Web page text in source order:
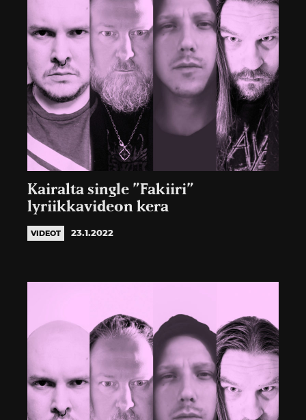
Kairalta single ”Fakiiri”
lyriikkavideon kera
VIDEOT 23.1.2022